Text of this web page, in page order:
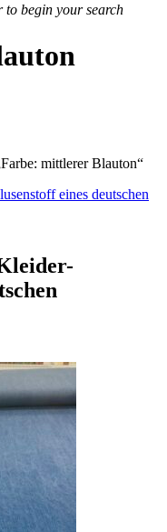
to begin your search
mittlerer Blauton“